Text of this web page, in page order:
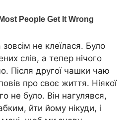
не клеїлася. Було
слів, а тепер нічого
Після другої чашки чаю
про своє життя. Ніякої
не було. Він нагулявся,
йти йому нікуди, і